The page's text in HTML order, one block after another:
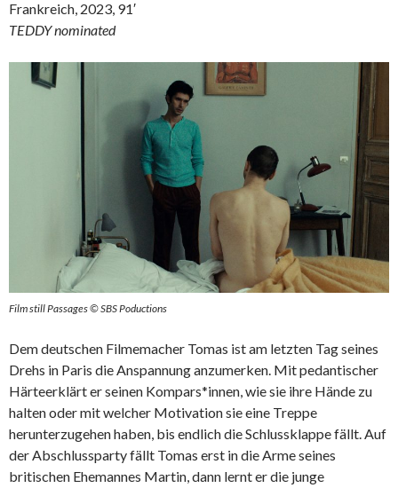
Frankreich, 2023, 91′
TEDDY nominated
Film still Passages © SBS Poductions
Dem deutschen Filmemacher Tomas ist am letzten Tag seines
Drehs in Paris die Anspannung anzumerken. Mit pedantischer
Härteerklärt er seinen Kompars*innen, wie sie ihre Hände zu
halten oder mit welcher Motivation sie eine Treppe
herunterzugehen haben, bis endlich die Schlussklappe fällt. Auf
der Abschlussparty fällt Tomas erst in die Arme seines
britischen Ehemannes Martin, dann lernt er die junge